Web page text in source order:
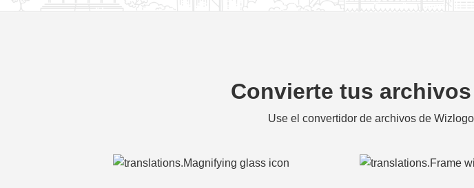
Convierte tus
Use el convertidor de archivos de